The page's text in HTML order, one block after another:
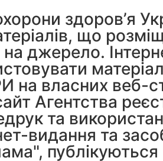
здоров’я
що
джерело.
на власних веб-
Агентства
та
видання та